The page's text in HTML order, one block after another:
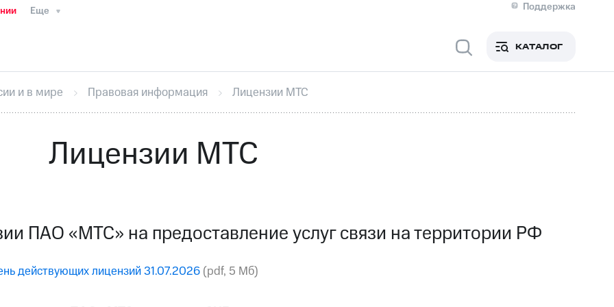
Еще
Поддержка
Медиа-центр
ИнтервьюФинансовая отчетностьКонтактыНовости в регионе
секретарьРаскрытие информацииИнформация акционерам
кабинет акционераАкционерный капиталКонтроль и аудитРынок акций
погашении именных облигаций ДругоеРегистратор
КАТАЛОГ
и в мире Правовая информация Лицензии МТС
Лицензии МТС
ПАО «МТС» на предоставление услуг связи на территории РФ
действующих лицензий 31.07.2026 (pdf, 5 Mб)